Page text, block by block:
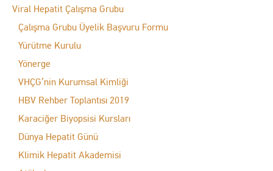
Viral Hepatit Çalışma Grubu
Çalışma Grubu Üyelik Başvuru Formu
Yürütme Kurulu
Yönerge
VHÇG’nin Kurumsal Kimliği
HBV Rehber Toplantısı 2019
Karaciğer Biyopsisi Kursları
Dünya Hepatit Günü
Klimik Hepatit Akademisi